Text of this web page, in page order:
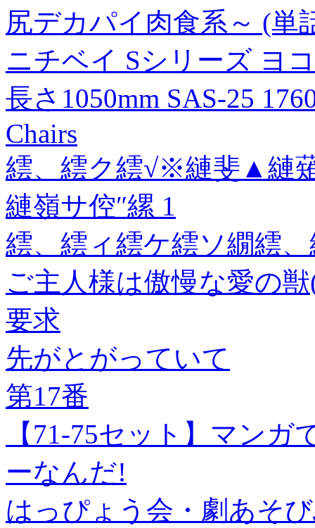
尻デカパイ肉食系～ (単
ニチベイ Sシリーズ ヨ
長さ1050mm SAS-25
Chairs
繧、繧ク繧√※縺斐▲縺
縺嶺サ倥″縲 1
繧、繧ィ繧ケ繧ソ繝繧
ご主人様は傲慢な愛の
要求
先がとがっていて
第17番
【71-75セット】マン
ーなんだ!
はっぴょう会・劇あそ